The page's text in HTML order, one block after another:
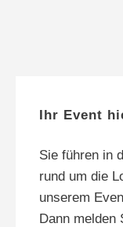
Ihr Event
Sie führen in
rund um die
unserem
Dann melden